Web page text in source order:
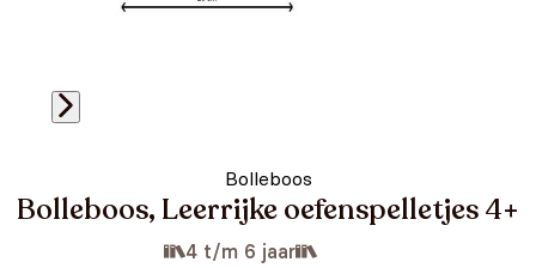
Bolleboos
Bolleboos, Leerrijke oefenspelletjes 4+
4 t/m 6 jaar